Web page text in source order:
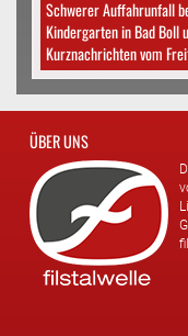
Schwerer Auffahrunfall
Kindergarten in Bad Boll
Kurznachrichten vom
ÜBER UNS